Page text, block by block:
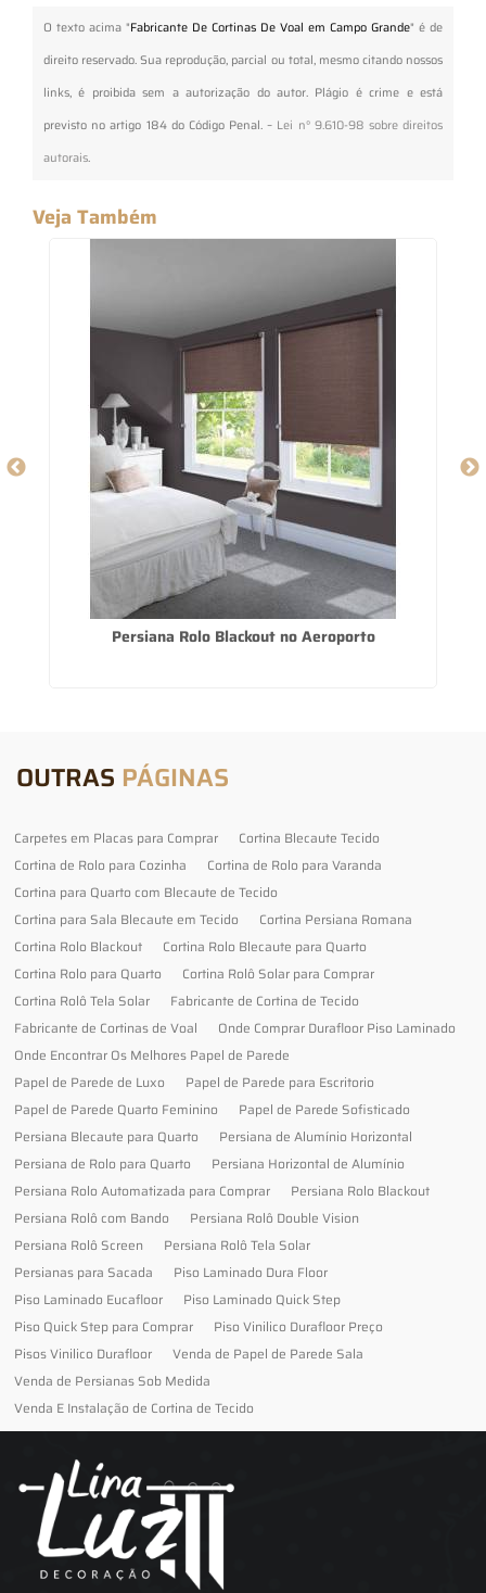
O texto acima "Fabricante De Cortinas De Voal em Campo Grande" é de
direito reservado. Sua reprodução, parcial ou total, mesmo citando nossos
links, é proibida sem a autorização do autor. Plágio é crime e está
previsto no artigo 184 do Código Penal. – Lei n° 9.610-98 sobre direitos
autorais.
Veja Também
Persiana Rolo Blackout no Aeroporto
OUTRAS PÁGINAS
Carpetes em Placas para Comprar
Cortina Blecaute Tecido
Cortina de Rolo para Cozinha
Cortina de Rolo para Varanda
Cortina para Quarto com Blecaute de Tecido
Cortina para Sala Blecaute em Tecido
Cortina Persiana Romana
Cortina Rolo Blackout
Cortina Rolo Blecaute para Quarto
Cortina Rolo para Quarto
Cortina Rolô Solar para Comprar
Cortina Rolô Tela Solar
Fabricante de Cortina de Tecido
Fabricante de Cortinas de Voal
Onde Comprar Durafloor Piso Laminado
Onde Encontrar Os Melhores Papel de Parede
Papel de Parede de Luxo
Papel de Parede para Escritorio
Papel de Parede Quarto Feminino
Papel de Parede Sofisticado
Persiana Blecaute para Quarto
Persiana de Alumínio Horizontal
Persiana de Rolo para Quarto
Persiana Horizontal de Alumínio
Persiana Rolo Automatizada para Comprar
Persiana Rolo Blackout
Persiana Rolô com Bando
Persiana Rolô Double Vision
Persiana Rolô Screen
Persiana Rolô Tela Solar
Persianas para Sacada
Piso Laminado Dura Floor
Piso Laminado Eucafloor
Piso Laminado Quick Step
Piso Quick Step para Comprar
Piso Vinilico Durafloor Preço
Pisos Vinilico Durafloor
Venda de Papel de Parede Sala
Venda de Persianas Sob Medida
Venda E Instalação de Cortina de Tecido